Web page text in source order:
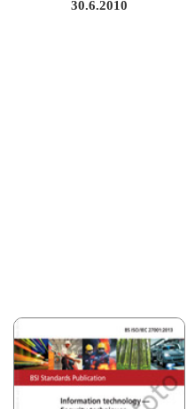
30.6.2010